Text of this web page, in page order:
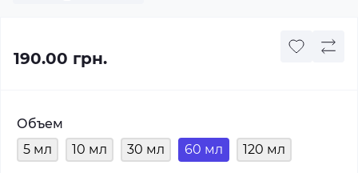
190.00 грн.
Объем
5 мл
10 мл 30 мл 60 мл 120 мл